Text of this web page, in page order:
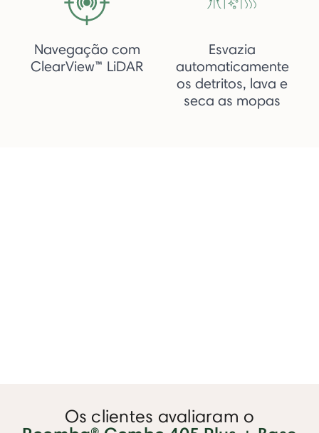
Navegação com
ClearView™ LiDAR
Esvazia
automaticamente
os detritos, lava e
seca as mopas
Os clientes avaliaram o